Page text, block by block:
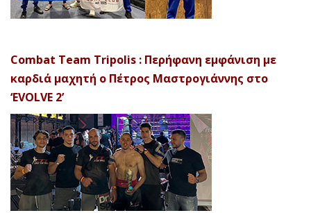
Combat Team Tripolis : Περήφανη εμφάνιση με
καρδιά μαχητή ο Πέτρος Μαστρογιάννης στο
‘EVOLVE 2’